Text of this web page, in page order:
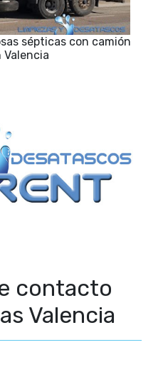
sépticas con camión
Valencia
contacto
Valencia